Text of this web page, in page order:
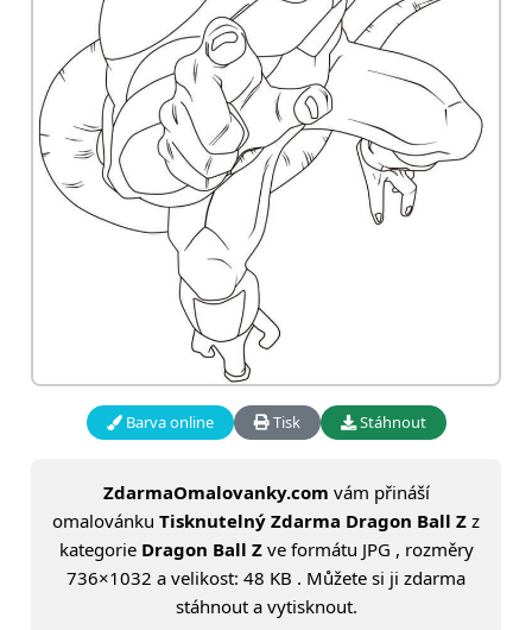
Barva online Tisk Stáhnout
ZdarmaOmalovanky.com vám přináší
omalovánku Tisknutelný Zdarma Dragon Ball Z z
kategorie Dragon Ball Zve formátu JPG , rozměry
736×1032 a velikost: 48 KB . Můžete si ji zdarma
stáhnout a vytisknout.